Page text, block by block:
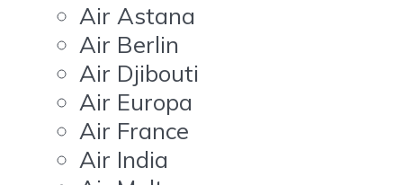
Air Astana
Air Berlin
Air Djibouti
Air Europa
Air France
Air India